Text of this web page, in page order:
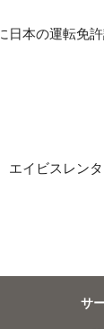
日本の運転免
エイビスレン
サ